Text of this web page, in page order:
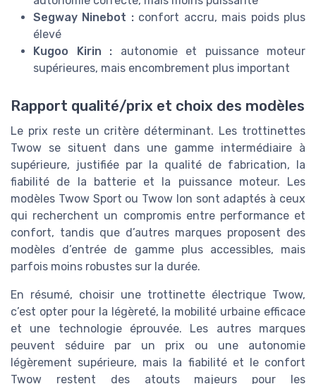
Segway Ninebot :confort accru, mais poids plus
élevé
Kugoo Kirin : autonomie et puissance moteur
supérieures, mais encombrement plus important
Rapport qualité/prix et choix des modèles
Le prix reste un critère déterminant. Les trottinettes
Twow se situent dans une gamme intermédiaire à
supérieure, justifiée par la qualité de fabrication, la
fiabilité de la batterie et la puissance moteur. Les
modèles Twow Sport ou Twow Ion sont adaptés à ceux
qui recherchent un compromis entre performance et
confort, tandis que d’autres marques proposent des
modèles d’entrée de gamme plus accessibles, mais
parfois moins robustes sur la durée.
En résumé, choisir une trottinette électrique Twow,
c’est opter pour la légèreté, la mobilité urbaine efficace
et une technologie éprouvée. Les autres marques
peuvent séduire par un prix ou une autonomie
légèrement supérieure, mais la fiabilité et le confort
Twow restent des atouts majeurs pour les